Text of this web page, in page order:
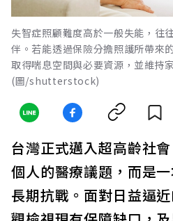
失智症照顧難度高於一般失能，往
伴。若能透過保險分擔照護所帶來
取得喘息空間與必要資源，並維持
(圖/shutterstock)
台灣正式邁入超高齡社會
個人的醫療議題，而是
長期抗戰。面對日益逼